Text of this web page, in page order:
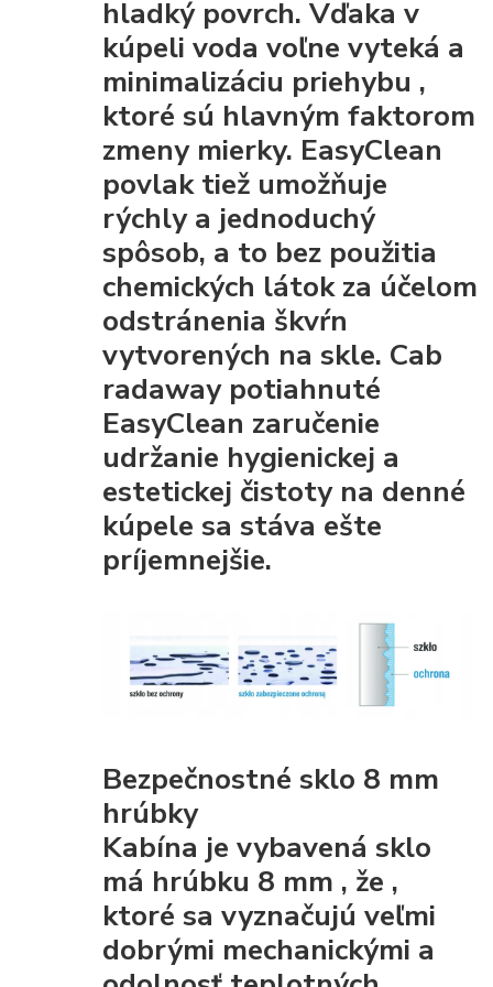
hladký povrch. Vďakav
kúpeli voda voľne vyteká a
minimalizáciu priehybu ,
ktoré sú hlavným faktorom
zmeny mierky. EasyClean
povlak tiež umožňuje
rýchly a jednoduchý
spôsob, a to bez použitia
chemických látok za účelom
odstránenia škvŕn
vytvorených na skle. Cab
radaway potiahnuté
EasyClean zaručenie
udržanie hygienickej a
estetickej čistoty na denné
kúpele sa stáva ešte
príjemnejšie.
Bezpečnostné sklo 8 mm
hrúbky
Kabína je vybavenásklo
má hrúbku 8 mm , že ,
ktoré sa vyznačujú veľmi
dobrými mechanickými a